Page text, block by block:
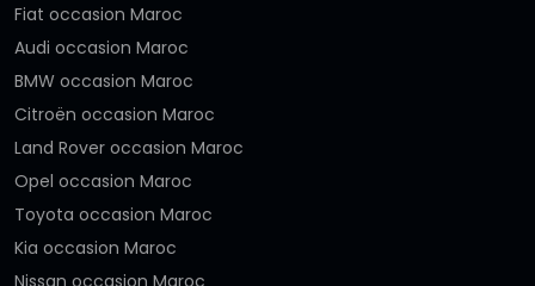
Fiat occasion Maroc
Audi occasion Maroc
BMW occasion Maroc
Citroën occasion Maroc
Land Rover occasion Maroc
Opel occasion Maroc
Toyota occasion Maroc
Kia occasion Maroc